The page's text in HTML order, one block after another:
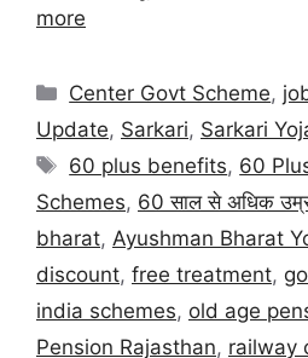
more
Center Govt Scheme,
Update, Sarkari, Sarkari
60 plus benefits, 60
Schemes, 60 साल से अधिक
bharat, Ayushman Bharat
discount, free treatment,
india schemes, old age
Pension Rajasthan, railway